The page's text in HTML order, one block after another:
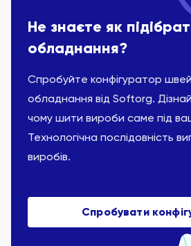
Не знаєте як
обладнання?
Спробуйте конфігуратор
обладнання від Softorg.
чому шити вироби саме під
Технологічна послідовність
виробів.
Спробувати